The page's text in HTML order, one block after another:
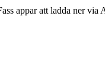
appar att ladda ner via